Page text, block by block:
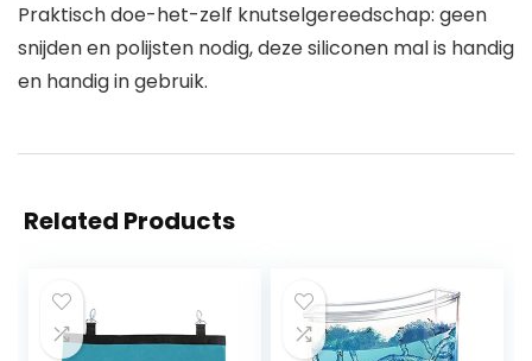
Praktisch doe-het-zelf knutselgereedschap: geen
snijden en polijsten nodig, deze siliconen mal is handig
en handig in gebruik.
Related Products